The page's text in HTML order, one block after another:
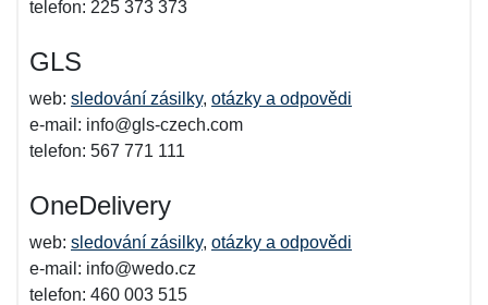
telefon: 225 373 373
GLS
web: sledování zásilky, otázky a odpovědi
e-mail: info@gls-czech.com
telefon: 567 771 111
OneDelivery
web: sledování zásilky, otázky a odpovědi
e-mail: info@wedo.cz
telefon: 460 003 515